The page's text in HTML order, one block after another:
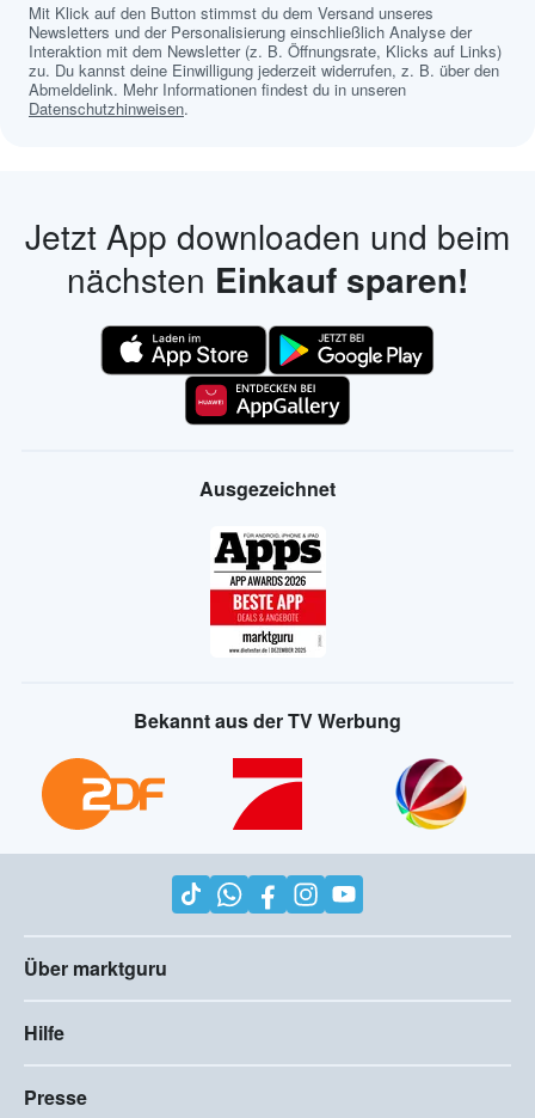
Mit Klick auf den Button stimmst du dem Versand unseres
Newsletters und der Personalisierung einschließlich Analyse der
Interaktion mit dem Newsletter (z. B. Öffnungsrate, Klicks auf Links)
zu. Du kannst deine Einwilligung jederzeit widerrufen, z. B. über den
Abmeldelink. Mehr Informationen findest du in unseren
Datenschutzhinweisen.
Jetzt App downloaden und beim
nächsten Einkauf sparen!
Ausgezeichnet
Bekannt aus der TV Werbung
Über marktguru
Hilfe
Presse